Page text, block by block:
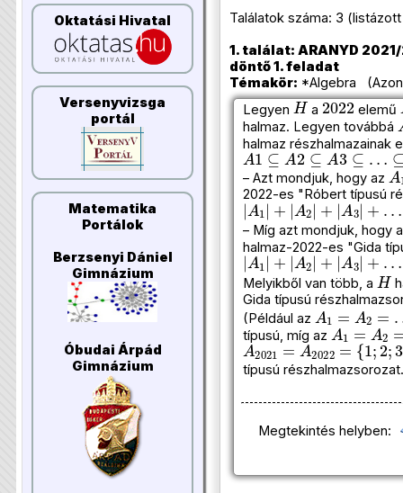
Oktatási Hivatal
Versenyvizsga
portál
Matematika
Portálok
Berzsenyi Dániel
Gimnázium
Óbudai Árpád
Gimnázium
Találatok száma: 3
1. találat: ARANYD
döntő 1. feladat
Témakör: *Algebra
Legyen
H
a
2022
elemű
halmaz. Legyen továbbá
halmaz részhalmazainak
A1⊆A2⊆A3⊆…⊆A
– Azt mondjuk, hogy az
A
…
2022-es "Róbert típusú
|A1|+|A 2|+|A3|+…+|
– Míg azt mondjuk, hogy
halmaz-2022-es "Gida
|A1|+|A2|+|A3|+… +|
Melyikből van több, a
H
Gida típusú
(Például az
A1=A2=…=
típusú, míg az
A1=A2= …
A2021=A2022 ={1;2 ;
típusú
Megtekintés helyben: